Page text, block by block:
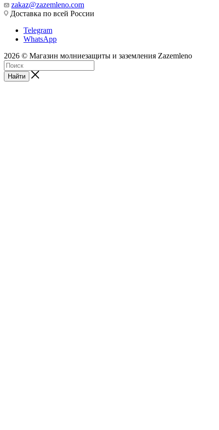
zakaz@zazemleno.com
Доставка по всей России
Telegram
WhatsApp
2026 © Магазин молниезащиты и заземления Zazemleno
Найти